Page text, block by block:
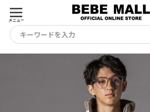
メニュー
キーワードを入力